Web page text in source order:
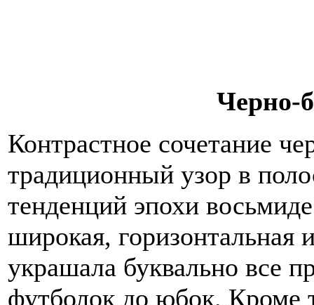
Черно-
Контрастное сочетание
традиционный узор в
тенденций эпохи
широкая, горизонтальная
украшала буквально все
футболок до юбок. Кроме